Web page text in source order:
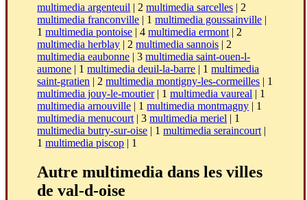
multimedia argenteuil | 2multimedia sarcelles | 2
multimedia franconville | 1multimedia goussainville |
1multimedia pontoise | 4multimedia ermont | 2
multimedia herblay | 2multimedia sannois | 2
multimedia eaubonne | 3multimedia saint-ouen-l-
aumone | 1multimedia deuil-la-barre | 1multimedia
saint-gratien | 2multimedia montigny-les-cormeilles | 1
multimedia jouy-le-moutier| 1multimedia vaureal | 1
multimedia arnouville | 1multimedia montmagny | 1
multimedia menucourt | 3multimedia meriel | 1
multimedia butry-sur-oise | 1multimedia seraincourt |
1multimedia piscop | 1
Autre multimedia dans les villes
de val-d-oise